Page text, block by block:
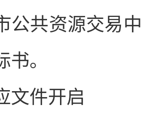
公共资源交易
书。
文件开启